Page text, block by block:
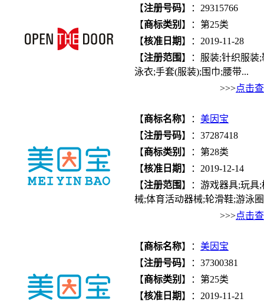
【注册号码】：29315766
【商标类别 】：第25类
【核准日期】：2019-11-28
【注册范围】：服装;针织服装
泳衣;手套(服装);围巾;腰带...
>>>点击
【商标名称】： 美因宝
【注册号码】：37287418
【商标类别 】：第28类
【核准日期】：2019-12-14
【注册范围】：游戏器具;玩具
械;体育活动器械;轮滑鞋;游泳
>>>点击
【商标名称】： 美因宝
【注册号码】：37300381
【商标类别 】：第25类
【核准日期】：2019-11-21